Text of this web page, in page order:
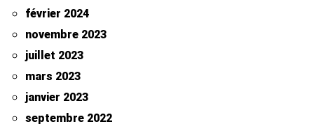
février 2024
novembre 2023
juillet 2023
mars 2023
janvier 2023
septembre 2022